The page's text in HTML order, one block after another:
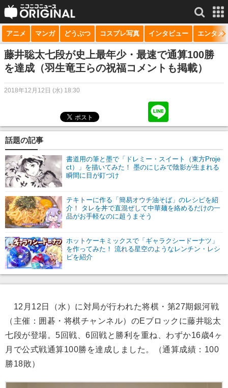
サービス一覧 もっと見る
niconico
動画
生放送
チャンネル
マンガ
ニコニコQ
アニメ マンガ どうぶつ コスプレ写真 インタビュー エンタメ
藤井聡太七段が史上最年少・最速で通算100勝
を達成（羽生竜王らの祝福コメントも掲載）
2018年12月12日 (水) 18:30
話題の記事
書道用の筆と墨で「ドレミー・スイート（東方Proje
ct）」を描いてみた！ 墨のにじみで陰影が生まれる
瞬間に目が釘づけ
テキトーに作る「簡易オウチ油そば」のレシピを紹
介！ タレを丼で直混ぜして中華麺を絡めるだけの一
品がお手軽なのに超うまそう
ホットケーキミックスで「ギャラクシードーナツ」
を作ってみた！ 流れる星空のようなレンチン・レシ
ピを紹介
12月12日（水）に対局が行われた将棋・第27期銀河戦
（主催：囲碁・将棋チャンネル）のEブロックに藤井聡太
七段が登場。5回戦、6回戦と勝利を重ね、わずか16歳4ヶ
月で公式戦通算100勝を達成しました。（通算成績：100
勝18敗）